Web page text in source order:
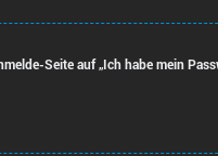
Seite auf „Ich habe mein